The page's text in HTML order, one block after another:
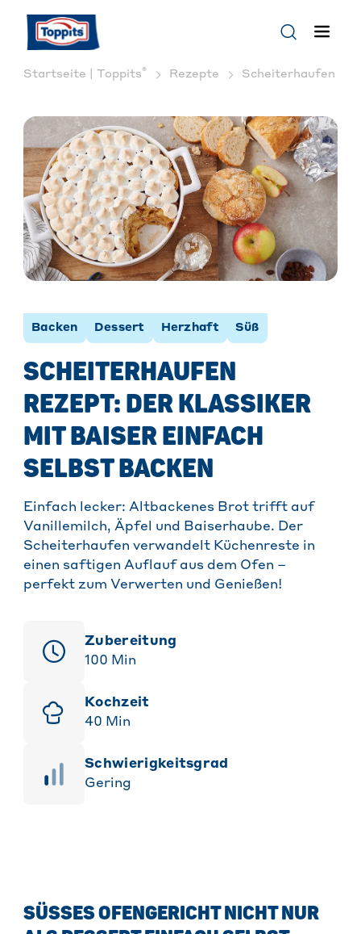
Startseite | Toppits® Rezepte Scheiterhaufen
Backen Dessert Herzhaft Süß
SCHEITERHAUFEN
REZEPT: DER KLASSIKER
MIT BAISER EINFACH
SELBST BACKEN
Einfach lecker: Altbackenes Brot trifft auf
Vanillemilch, Äpfel und Baiserhaube. Der
Scheiterhaufen verwandelt Küchenreste in
einen saftigen Auflauf aus dem Ofen –
perfekt zum Verwerten und Genießen!
Zubereitung
100 Min
Kochzeit
40 Min
Schwierigkeitsgrad
Gering
SÜSSES OFENGERICHT NICHT NUR A